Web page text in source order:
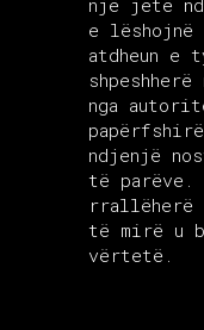
një jetë
e lëshojnë
atdheun
nga
ndjenjë
të parëve.
rrallëherë
të mirë u
vërtetë.